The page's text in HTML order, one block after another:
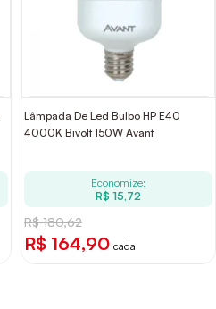
Lâmpada De Led Bulbo HP E40
4000K Bivolt 150W Avant
Economize:
R$ 15,72
R$ 180,62
R$ 164,90 cada